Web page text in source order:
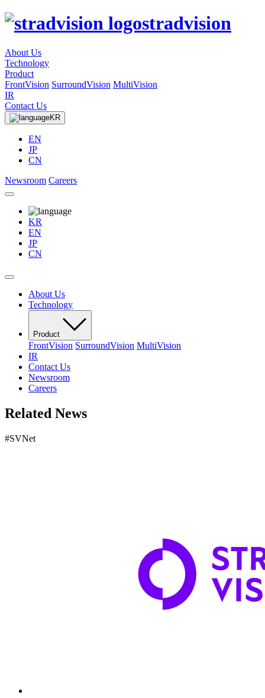
stradvision
About Us
Technology
Product
FrontVision SurroundVision MultiVision
IR
Contact Us
KR
EN
JP
CN
Newsroom Careers
KR
EN
JP
CN
About Us
Technology
Product
FrontVision SurroundVision MultiVision
IR
Contact Us
Newsroom
Careers
Related News
#SVNet